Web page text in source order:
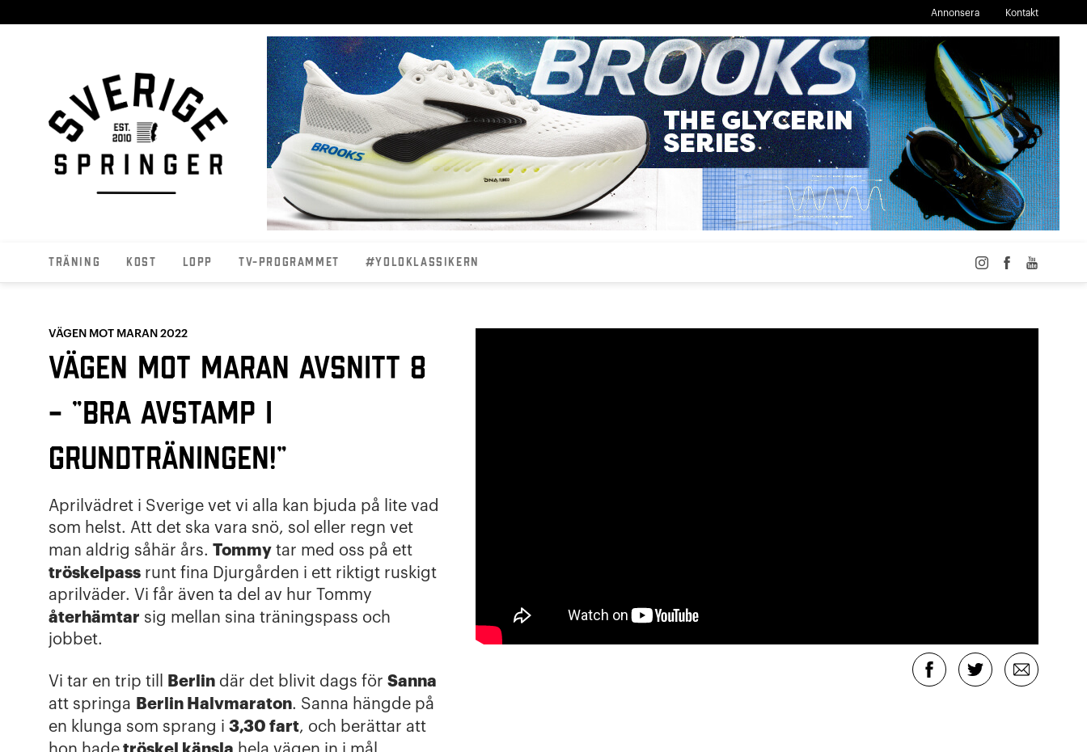
Annonsera Kontakt
Träning Kost Lopp TV-programmet #YOLOKLASSIKERN
VÄGEN MOT MARAN 2022
Vägen mot maran avsnitt 8
– ”Bra avstamp i
grundträningen!”
Aprilvädret i Sverige vet vi alla kan bjuda på lite vad
som helst. Att det ska vara snö, sol eller regn vet
man aldrig såhär års. Tommy tar med oss på ett
tröskelpass runt fina Djurgården i ett riktigt ruskigt
aprilväder. Vi får även ta del av hur Tommy
återhämtar sig mellan sina träningspass och
jobbet.
Vi tar en trip till Berlin där det blivit dags för Sanna
att springa Berlin Halvmaraton. Sanna hängde på
en klunga som sprang i 3,30 fart, och berättar att